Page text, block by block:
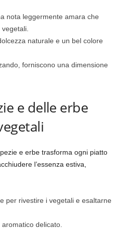
nota leggermente amara che
naturale e un bel colore
forniscono una dimensione
e delle erbe
e erbe trasforma ogni piatto
l’essenza estiva,
per rivestire i vegetali e esaltarne
delicato.